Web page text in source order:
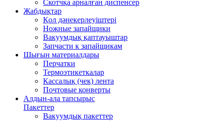
Скотчқа арналған диспенсер
Жабдықтар
Қол дәнекерлеуіштері
Ножные запайщики
Вакуумдық қаптауыштар
Запчасти к запайщикам
Шығын материалдары
Перчатки
Термоэтикеткалар
Кассалық (чек) лента
Почтовые конверты
Алдын-ала тапсырыс
Пакеттер
Вакуумдық пакеттер